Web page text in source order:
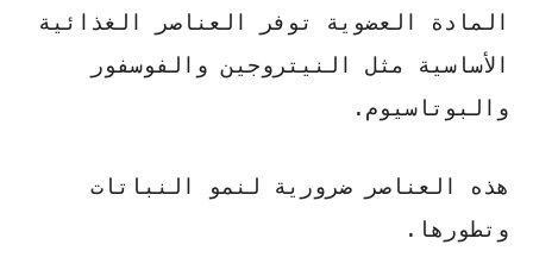
المادة العضوية توفر العناصر الغذائية
الأساسية مثل النيتروجين والفوسفور
والبوتاسيوم.
هذه العناصر ضرورية لنمو النباتات
وتطورها.